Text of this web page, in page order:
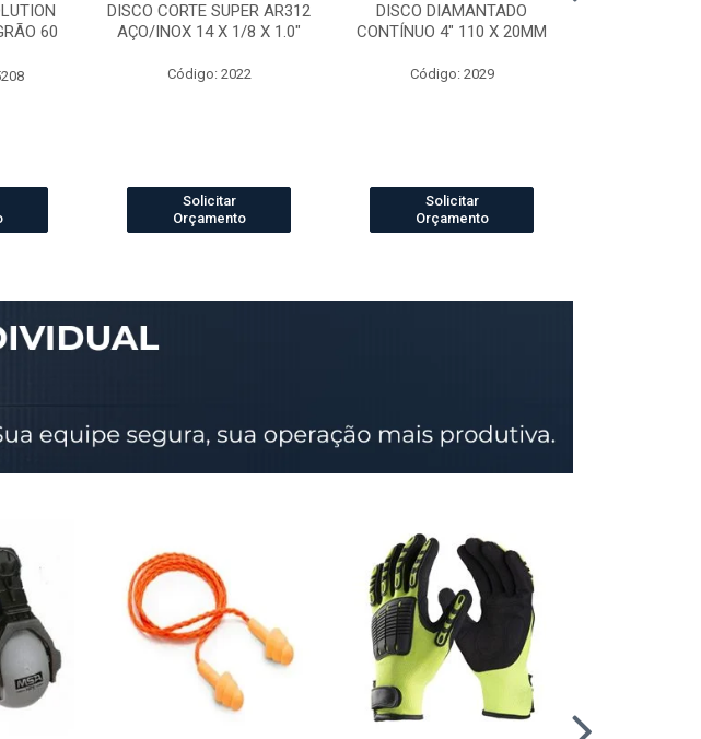
60
DISCO CORTE SUPER AR312
AÇO/INOX 14 X 1/8 X 1.0"
Código: 2022
Solicitar
Orçamento
DISCO DIAMANTADO
CONTÍNUO 4" 110 X 20MM
Código: 2029
Solicitar
Orçamento